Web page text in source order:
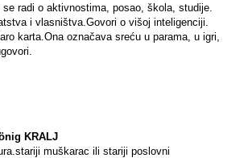
se radi o aktivnostima, posao, škola, studije.
i vlasništva.Govori o višoj inteligenciji.
karta.Ona označava sreću u parama, u igri,
KRALJ
muškarac ili stariji poslovni